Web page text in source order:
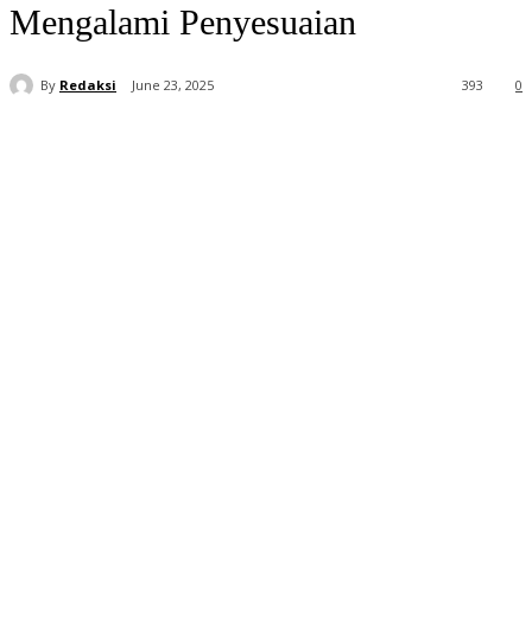
Mengalami Penyesuaian
By Redaksi June 23, 2025 0
393